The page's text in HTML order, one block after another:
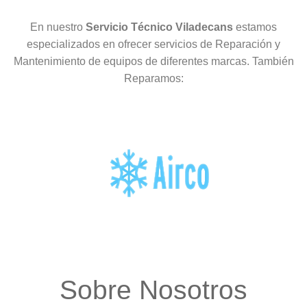
En nuestro Servicio Técnico Viladecans estamos
especializados en ofrecer servicios de Reparación y
Mantenimiento de equipos de diferentes marcas. También
Reparamos:
Sobre Nosotros